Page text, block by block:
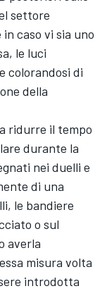
settore
caso vi sia uno
le luci
colorandosi di
della
ridurre il tempo
durante la
nei duelli e
di una
le bandiere
o sul
averla
misura volta
introdotta